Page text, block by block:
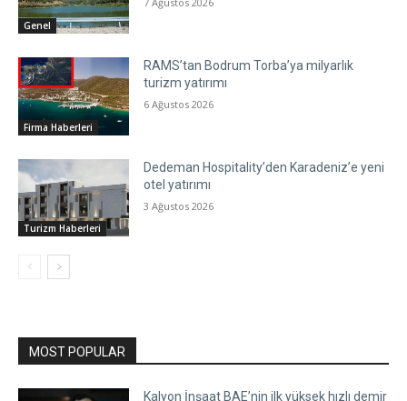
Genel
Firma Haberleri
RAMS’tan Bodrum Torba’ya milyarlık
turizm yatırımı
6 Ağustos 2026
Turizm Haberleri
Dedeman Hospitality’den Karadeniz’e yeni
otel yatırımı
3 Ağustos 2026
MOST POPULAR
Kalyon İnşaat BAE’nin ilk yüksek hızlı demir